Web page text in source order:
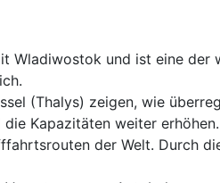
Wladiwostok und ist eine der
(Thalys) zeigen, wie
Kapazitäten weiter erhöhen.
der Welt. Durch